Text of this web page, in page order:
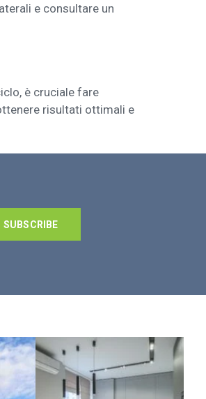
e consultare un
è cruciale fare
risultati ottimali e
SUBSCRIBE